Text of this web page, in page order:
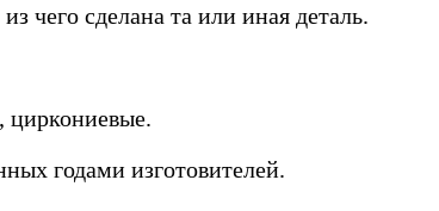
чего сделана та или иная деталь.
циркониевые.
годами изготовителей.